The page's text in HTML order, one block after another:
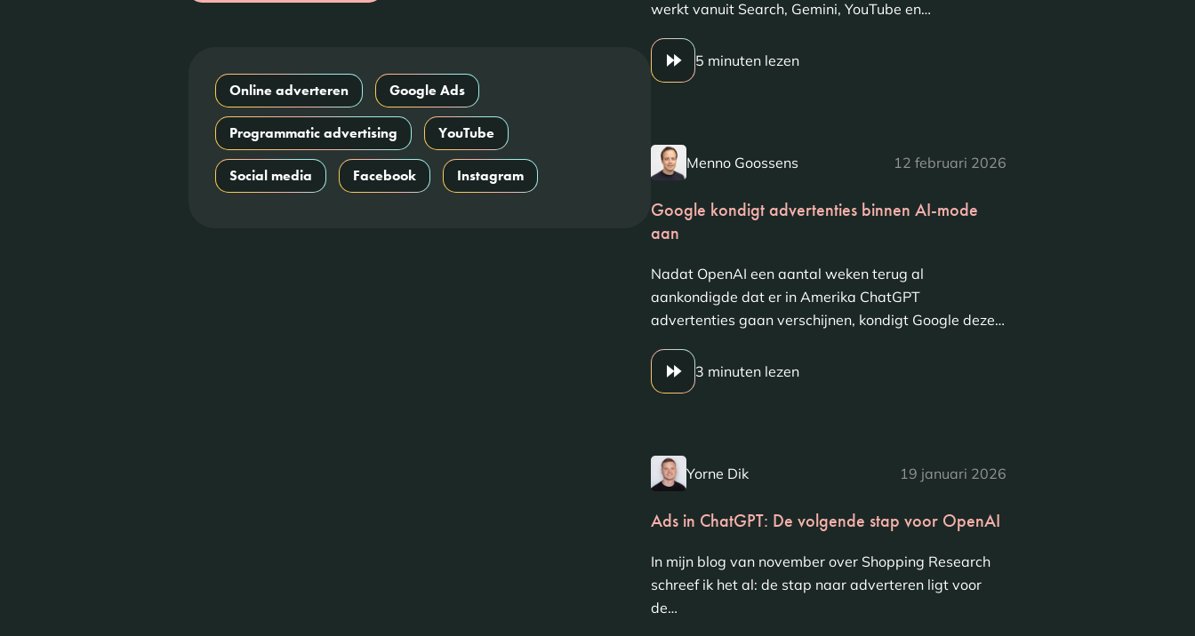
Online adverteren Google Ads
Programmatic advertising YouTube
Social media Facebook Instagram
werkt vanuit Search, Gemini, YouTube en…
5 minuten lezen
Menno Goossens 12 februari 2026
Google kondigt advertenties binnen AI-mode
aan
Nadat OpenAI een aantal weken terug al
aankondigde dat er in Amerika ChatGPT
advertenties gaan verschijnen, kondigt Google deze…
3 minuten lezen
Yorne Dik 19 januari 2026
Ads in ChatGPT: De volgende stap voor OpenAI
In mijn blog van november over Shopping Research
schreef ik het al: de stap naar adverteren ligt voor
de…